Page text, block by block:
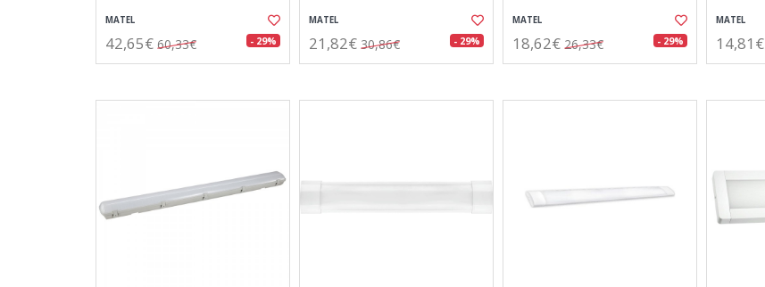
MATEL
42,65€ 60,33€ - 29%
MATEL
21,82€ 30,86€ - 29%
MATEL
18,62€ 26,33€ - 29%
MATEL
14,81€